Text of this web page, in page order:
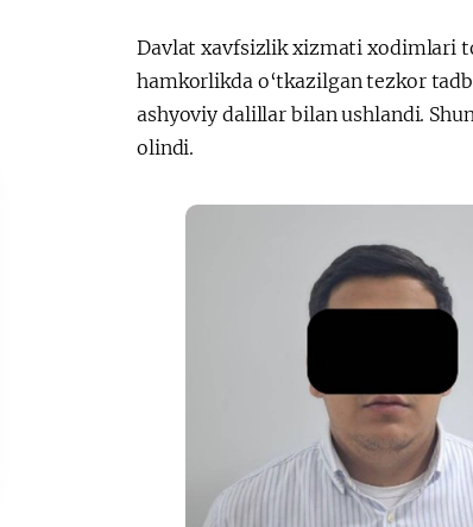
首届“中国-中亚”峰会 宪法改革
Davlat xavfsizlik xizmati xodimlari
hamkorlikda o‘tkazilgan tezkor
ashyoviy dalillar bilan ushlandi.
olindi.